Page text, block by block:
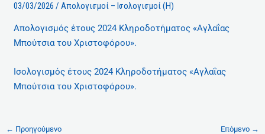
03/03/2026/Απολογισμοί – Ισολογισμοί (Η)
Απολογισμός έτους 2024 Κληροδοτήματος «Αγλαΐας
Μπούτσια του Χριστοφόρου».
Iσολογισμός έτους 2024 Κληροδοτήματος «Αγλαΐας
Μπούτσια του Χριστοφόρου».
← Προηγούμενο Επόμενο →